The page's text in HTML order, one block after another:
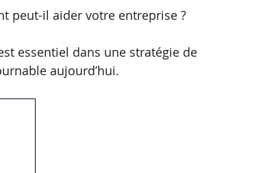
peut-il aider votre entreprise ?
essentiel dans une stratégie de
aujourd’hui.